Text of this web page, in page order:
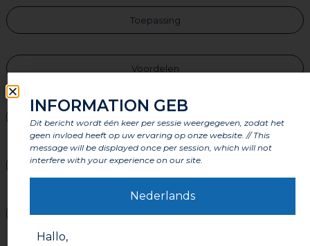
Toepassing
Voordelen
Onderdelen
Labels en certificeringen
INFORMATION GEB
Dit bericht wordt één keer per sessie weergegeven, zodat het
geen invloed heeft op uw ervaring op onze website. // This
message will be displayed once per session, which will not
interfere with your experience on our site.
Nederlands
Hallo,